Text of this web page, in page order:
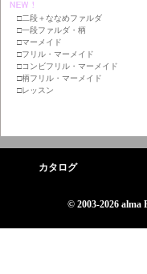
□二段＋ななめファルダ
□一段ファルダ・柄
□マーメイド
□フリル・マーメイド
□コンビフリル・マーメイド
□柄フリル・マーメイド
□レッスン
カタログ
© 2003-2026 alma